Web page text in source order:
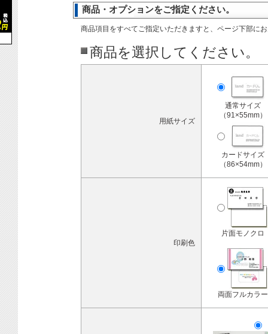
商品・オプションをご指定ください。
商品項目をすべてご指定いただきますと、ページ下部に
商品を選択してください。
用紙サイズ
通常サイズ
（91×55mm）
カードサイズ
（86×54mm）
印刷色
片面モノクロ
両面フルカラー